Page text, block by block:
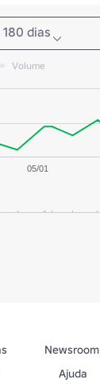
180 dias
Volume
05/01
Newsroom
Ajuda